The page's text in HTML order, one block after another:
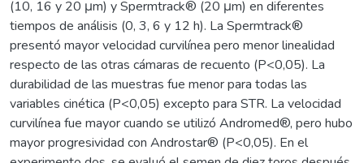
(10, 16 y 20 μm) y Spermtrack® (20 μm) en diferentes
tiempos de análisis (0, 3, 6 y 12 h). La Spermtrack®
presentó mayor velocidad curvilínea pero menor linealidad
respecto de las otras cámaras de recuento (P<0,05). La
durabilidad de las muestras fue menor para todas las
variables cinética (P<0,05) excepto para STR. La velocidad
curvilínea fue mayor cuando se utilizó Andromed®, pero hubo
mayor progresividad con Androstar® (P<0,05). En el